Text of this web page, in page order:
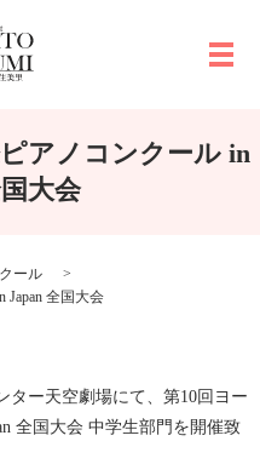
メ
アノコンクール in
大会
ール
Japan 全国大会
ター天空劇場にて、第10回ヨー
全国大会 中学生部門を開催致